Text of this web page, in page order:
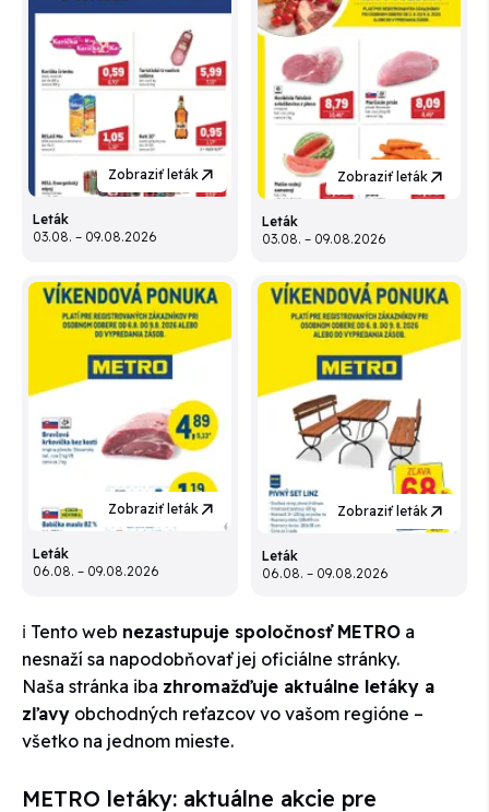
Zobraziť leták
Leták
03.08. – 09.08.2026
Zobraziť leták
Leták
03.08. – 09.08.2026
Zobraziť leták
Leták
06.08. – 09.08.2026
Zobraziť leták
Leták
06.08. – 09.08.2026
ℹ️ Tento web nezastupuje spoločnosť METRO a
nesnaží sa napodobňovať jej oficiálne stránky.
Naša stránka iba zhromažďuje aktuálne letáky a
zľavy obchodných reťazcov vo vašom regióne –
všetko na jednom mieste.
METRO letáky: aktuálne akcie pre